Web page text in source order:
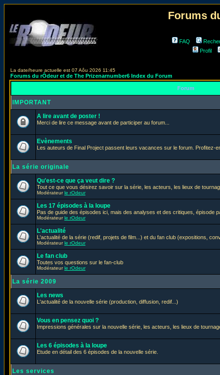
Forums
FAQ
Profil
La date/heure actuelle est 07 Aôu 2026 11:45
Forums du rÔdeur et de The Prizenarnumber6 Index du Forum
Forum
IMPORTANT
A lire avant de poster !
Merci de lire ce message avant de participer au forum...
Evènements
Les auteurs de Final Project passent leurs vacances sur le forum. Profitez-
La série originale
Qu'est-ce que ça veut dire ?
Tout ce que vous désirez savoir sur la série, les acteurs, les lieux de
Modérateurle rOdeur
Les 17 épisodes à la loupe
Pas de guide des épisodes ici, mais des analyses et des critiques, épisode
Modérateurle rOdeur
L'actualité
L'actualité de la série (redif, projets de film...) et du fan club (expositions,
Modérateurle rOdeur
Le fan club
Toutes vos questions sur le fan-club
Modérateurle rOdeur
La série 2009
Les news
L'actualité de la nouvelle série (production, diffusion, redif...)
Vous en pensez quoi ?
Impressions générales sur la nouvelle série, les acteurs, les lieux de
Les 6 épisodes à la loupe
Etude en détail des 6 épisodes de la nouvelle série.
Les services